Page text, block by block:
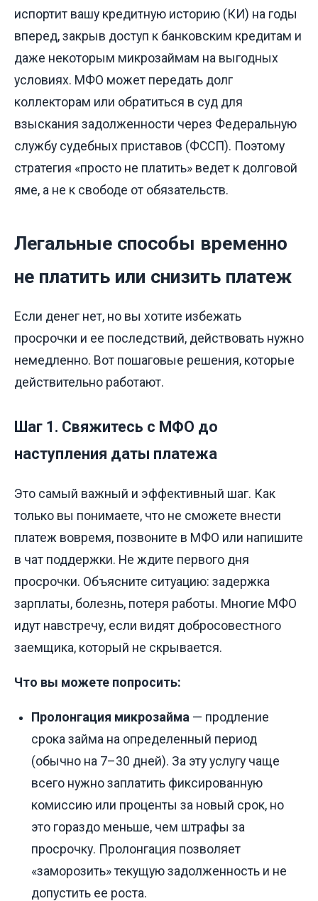
испортит вашу кредитную историю (КИ) на годы
вперед, закрыв доступ к банковским кредитам и
даже некоторым микрозаймам на выгодных
условиях. МФО может передать долг
коллекторам или обратиться в суд для
взыскания задолженности через Федеральную
службу судебных приставов (ФССП). Поэтому
стратегия «просто не платить» ведет к долговой
яме, а не к свободе от обязательств.
Легальные способы временно
не платить или снизить платеж
Если денег нет, но вы хотите избежать
просрочки и ее последствий, действовать нужно
немедленно. Вот пошаговые решения, которые
действительно работают.
Шаг 1. Свяжитесь с МФО до
наступления даты платежа
Это самый важный и эффективный шаг. Как
только вы понимаете, что не сможете внести
платеж вовремя, позвоните в МФО или напишите
в чат поддержки. Не ждите первого дня
просрочки. Объясните ситуацию: задержка
зарплаты, болезнь, потеря работы. Многие МФО
идут навстречу, если видят добросовестного
заемщика, который не скрывается.
Что вы можете попросить:
Пролонгация микрозайма — продление
срока займа на определенный период
(обычно на 7–30 дней). За эту услугу чаще
всего нужно заплатить фиксированную
комиссию или проценты за новый срок, но
это гораздо меньше, чем штрафы за
просрочку. Пролонгация позволяет
«заморозить» текущую задолженность и не
допустить ее роста.